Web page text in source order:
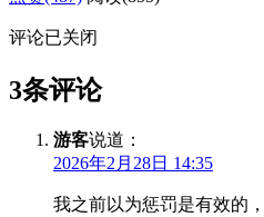
评论已关闭
3条评论
游客说道：
2026年2月28日 14:35
我之前以为惩罚是有效的